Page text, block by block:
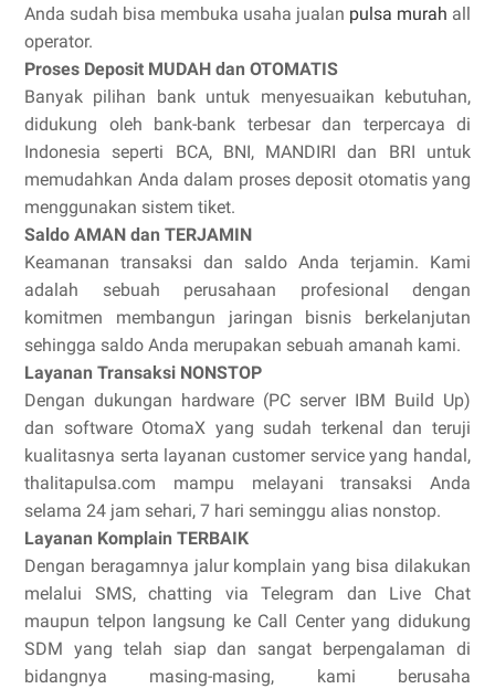
Anda sudah bisa membuka usaha jualan pulsa murah all
operator.
Proses Deposit MUDAH dan OTOMATIS
Banyak pilihan bank untuk menyesuaikan kebutuhan,
didukung oleh bank-bank terbesar dan terpercaya di
Indonesia seperti BCA, BNI, MANDIRI dan BRI untuk
memudahkan Anda dalam proses deposit otomatis yang
menggunakan sistem tiket.
Saldo AMAN dan TERJAMIN
Keamanan transaksi dan saldo Anda terjamin. Kami
adalah sebuah perusahaan profesional dengan
komitmen membangun jaringan bisnis berkelanjutan
sehingga saldo Anda merupakan sebuah amanah kami.
Layanan Transaksi NONSTOP
Dengan dukungan hardware (PC server IBM Build Up)
dan software OtomaX yang sudah terkenal dan teruji
kualitasnya serta layanan customer service yang handal,
thalitapulsa.com mampu melayani transaksi Anda
selama 24 jam sehari, 7 hari seminggu alias nonstop.
Layanan Komplain TERBAIK
Dengan beragamnya jalur komplain yang bisa dilakukan
melalui SMS, chatting via Telegram dan Live Chat
maupun telpon langsung ke Call Center yang didukung
SDM yang telah siap dan sangat berpengalaman di
bidangnya masing-masing, kami berusaha